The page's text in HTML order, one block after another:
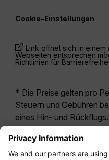
Cookie-Einstellungen
Link öffnet sich in einem
Webseiten entsprechen
Richtlinien für
* Die Preise gelten pro
Steuern und Gebühren
eines Hin- und
letzten 24 Stunden
möglicherweise nicht
Economy Class